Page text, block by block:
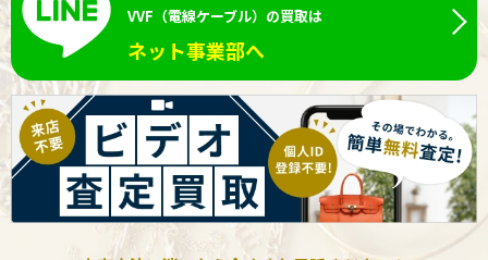
VVF（電線ケーブル）の買取は
ネット事業部へ